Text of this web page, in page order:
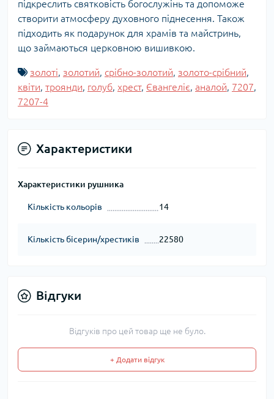
підкреслить святковість богослужінь та допоможе
створити атмосферу духовного піднесення. Також
підходить як подарунок для храмів та майстринь,
що займаються церковною вишивкою.
золоті, золотий, срібно-золотий, золото-срібний,
квіти, троянди, голуб, хрест, Євангеліє, аналой, 7207,
7207-4
Характеристики
Характеристики рушника
Кількість кольорів 14
Кількість бісерин/хрестиків 22580
Відгуки
Відгуків про цей товар ще не було.
+ Додати відгук